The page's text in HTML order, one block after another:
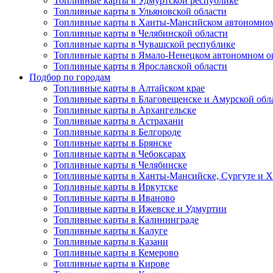
Топливные карты в Ульяновской области
Топливные карты в Ханты-Мансийском
Топливные карты в Челябинской области
Топливные карты в Чувашской республике
Топливные карты в Ямало-Ненецком автономном
Топливные карты в Ярославской области
Подбор по городам
Топливные карты в Алтайском крае
Топливные карты в Благовещенске и Амурской
Топливные карты в Архангельске
Топливные карты в Астрахани
Топливные карты в Белгороде
Топливные карты в Брянске
Топливные карты в Чебоксарах
Топливные карты в Челябинске
Топливные карты в Ханты-Мансийске, Сургуте и
Топливные карты в Иркутске
Топливные карты в Иваново
Топливные карты в Ижевске и Удмуртии
Топливные карты в Калининграде
Топливные карты в Калуге
Топливные карты в Казани
Топливные карты в Кемерово
Топливные карты в Кирове